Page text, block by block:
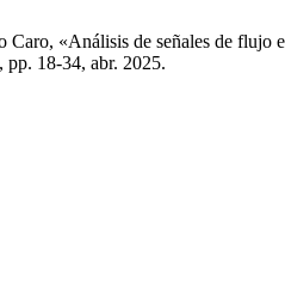
«Análisis de señales de flujo
pp. 18-34, abr. 2025.